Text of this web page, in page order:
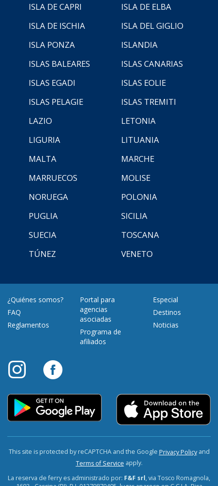
ISLA DE CAPRI
ISLA DE ELBA
ISLA DE ISCHIA
ISLA DEL GIGLIO
ISLA PONZA
ISLANDIA
ISLAS BALEARES
ISLAS CANARIAS
ISLAS EGADI
ISLAS EOLIE
ISLAS PELAGIE
ISLAS TREMITI
LAZIO
LETONIA
LIGURIA
LITUANIA
MALTA
MARCHE
MARRUECOS
MOLISE
NORUEGA
POLONIA
PUGLIA
SICILIA
SUECIA
TOSCANA
TÚNEZ
VENETO
¿Quiénes somos?
FAQ
Reglamentos
Portal para
agencias
asociadas
Programa de
afiliados
Especial
Destinos
Noticias
This site is protected by reCAPTCHA and the Google Privacy Policyand
Terms of Service apply.
La reserva de ferry es administrado por: F&F srl, via Tosco Romagnola,